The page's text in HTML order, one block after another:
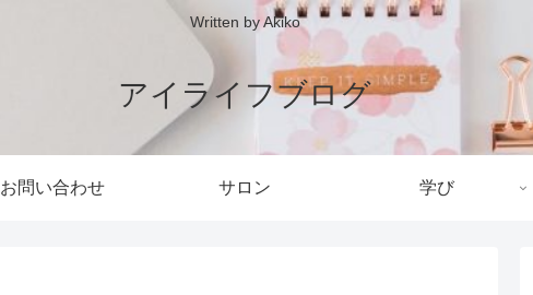
Written by Akiko
アイライフブログ
お問い合わせ サロン 学び